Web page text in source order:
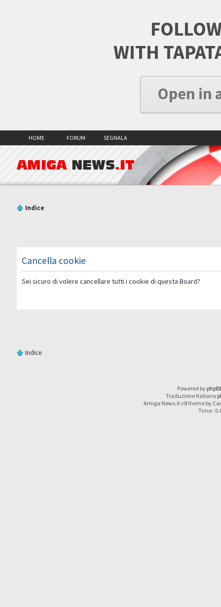
WITH
Open in
HOME FORUM SEGNALA
AMIGA NEWS.IT
Indice
Cancella cookie
Sei sicuro di volere cancellare tutti i cookie di questa Board?
Indice
Powered by
Traduzione Italiana
Amiga News.it v8 theme by
Time :